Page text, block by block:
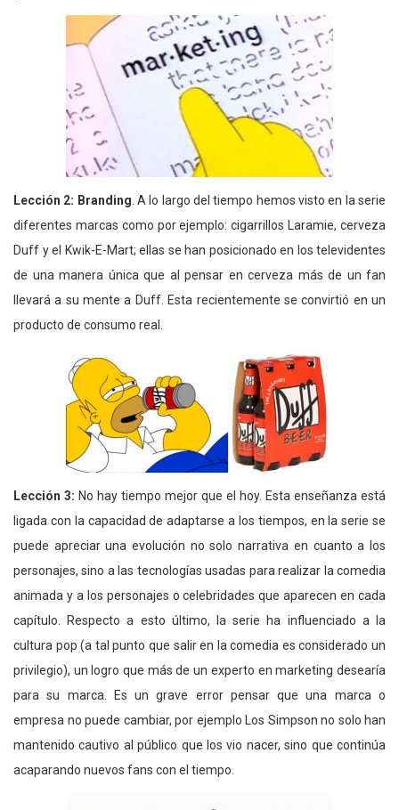
Lección 2: Branding . A lo largo del tiempo hemos visto en la serie
diferentes marcas como por ejemplo: cigarrillos Laramie, cerveza
Duff y el Kwik-E-Mart; ellas se han posicionado en los televidentes
de una manera única que al pensar en cerveza más de un fan
llevará a su mente a Duff. Esta recientemente se convirtió en un
producto de consumo real.
Lección 3: No hay tiempo mejor que el hoy. Esta enseñanza está
ligada con la capacidad de adaptarse a los tiempos, en la serie se
puede apreciar una evolución no solo narrativa en cuanto a los
personajes, sino a las tecnologías usadas para realizar la comedia
animada y a los personajes o celebridades que aparecen en cada
capítulo. Respecto a esto último, la serie ha influenciado a la
cultura pop (a tal punto que salir en la comedia es considerado un
privilegio), un logro que más de un experto en marketing desearía
para su marca. Es un grave error pensar que una marca o
empresa no puede cambiar, por ejemplo Los Simpson no solo han
mantenido cautivo al público que los vio nacer, sino que continúa
acaparando nuevos fans con el tiempo.